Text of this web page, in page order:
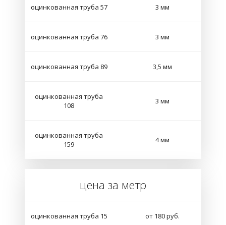
оцинкованная труба 57 3 мм
оцинкованная труба 76 3 мм
оцинкованная труба 89 3,5 мм
оцинкованная труба
108
3 мм
оцинкованная труба
159
4 мм
цена за метр
оцинкованная труба 15 от 180 руб.